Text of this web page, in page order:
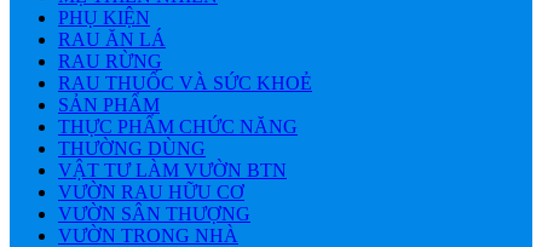
PHỤ KIỆN
RAU ĂN LÁ
RAU RỪNG
RAU THUỐC VÀ SỨC KHOẺ
SẢN PHẨM
THỰC PHẨM CHỨC NĂNG
THƯỜNG DÙNG
VẬT TƯ LÀM VƯỜN BTN
VƯỜN RAU HỮU CƠ
VƯỜN SÂN THƯỢNG
VƯỜN TRONG NHÀ